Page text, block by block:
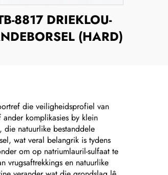
8817 DRIEKLOU-
(HARD)
die veiligheidsprofiel van
komplikasies by klein
die natuurlike bestanddele
wat veral belangrik is tydens
om op natriumlauril-sulfaat te
vrugsaftrekkings en natuurlike